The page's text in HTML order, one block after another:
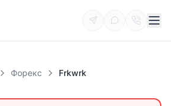
Форекс Frkwrk